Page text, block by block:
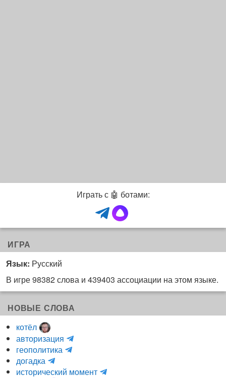
Играть с 🤖 ботами:
ИГРА
Язык: Русский
В игре 98382 слова и 439403 ассоциации на этом языке.
НОВЫЕ СЛОВА
котёл
авторизация
и
о
геополитика
H
d
догадка
m
a
исторический момент
и